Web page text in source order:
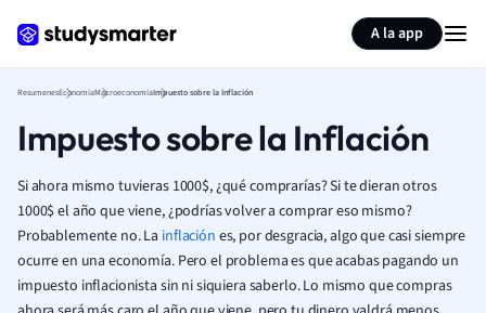
A la app
ResumenesEconomíaMacroeconomíaImpuesto sobre la Inflación
Impuesto sobre la Inflación
Si ahora mismo tuvieras 1000$, ¿qué comprarías? Si te dieran otros
1000$ el año que viene, ¿podrías volver a comprar eso mismo?
Probablemente no. La inflación es, por desgracia, algo que casi siempre
ocurre en una economía. Pero el problema es que acabas pagando un
impuesto inflacionista sin ni siquiera saberlo. Lo mismo que compras
Resumir página